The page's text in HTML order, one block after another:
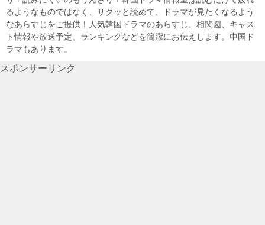
るようなものではなく、サクッと読めて、ドラマが見たくなるよう
なあらすじをご提供！人気韓国ドラマのあらすじ、相関図、キャス
ト情報や放送予定、ランキングなどを簡潔にお伝えします。中国ド
ラマもあります。
スポンサーリンク